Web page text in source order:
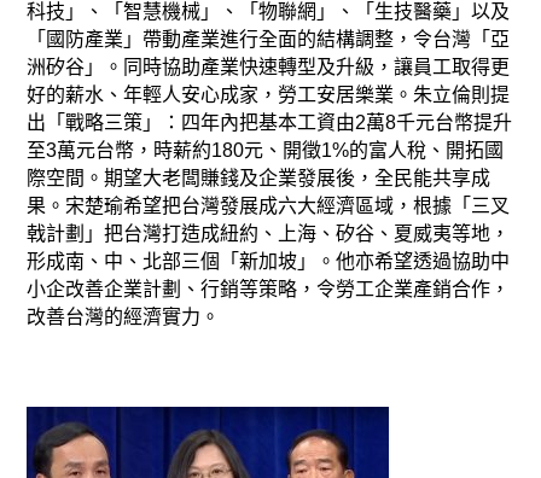
科技」、「智慧機械」、「物聯網」、「生技醫藥」以及
「國防產業」帶動產業進行全面的結構調整，令台灣「亞
洲矽谷」。同時協助產業快速轉型及升級，讓員工取得更
好的薪水、年輕人安心成家，勞工安居樂業。朱立倫則提
出「戰略三策」：四年內把基本工資由2萬8千元台幣提升
至3萬元台幣，時薪約180元、開徵1%的富人稅、開拓國
際空間。期望大老闆賺錢及企業發展後，全民能共享成
果。宋楚瑜希望把台灣發展成六大經濟區域，根據「三叉
戟計劃」把台灣打造成紐約、上海、矽谷、夏威夷等地，
形成南、中、北部三個「新加坡」。他亦希望透過協助中
小企改善企業計劃、行銷等策略，令勞工企業產銷合作，
改善台灣的經濟實力。